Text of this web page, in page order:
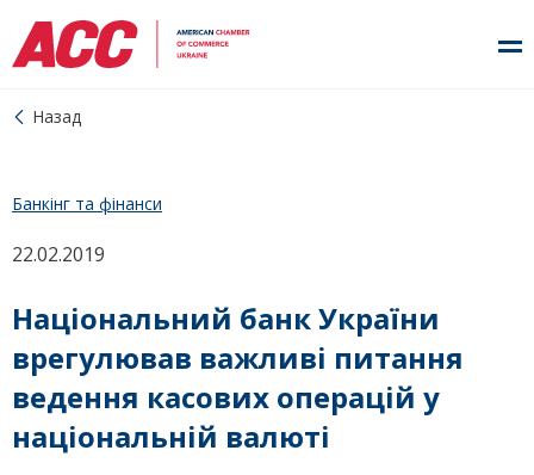
Назад
22.02.2019
Банкінг та фінанси
Національний банк України
врегулював важливі питання
ведення касових операцій у
національній валюті